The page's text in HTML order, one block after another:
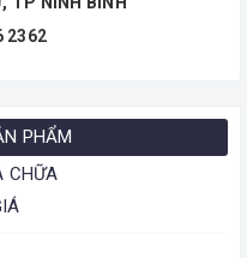
2362
PHẨM
CHỮA